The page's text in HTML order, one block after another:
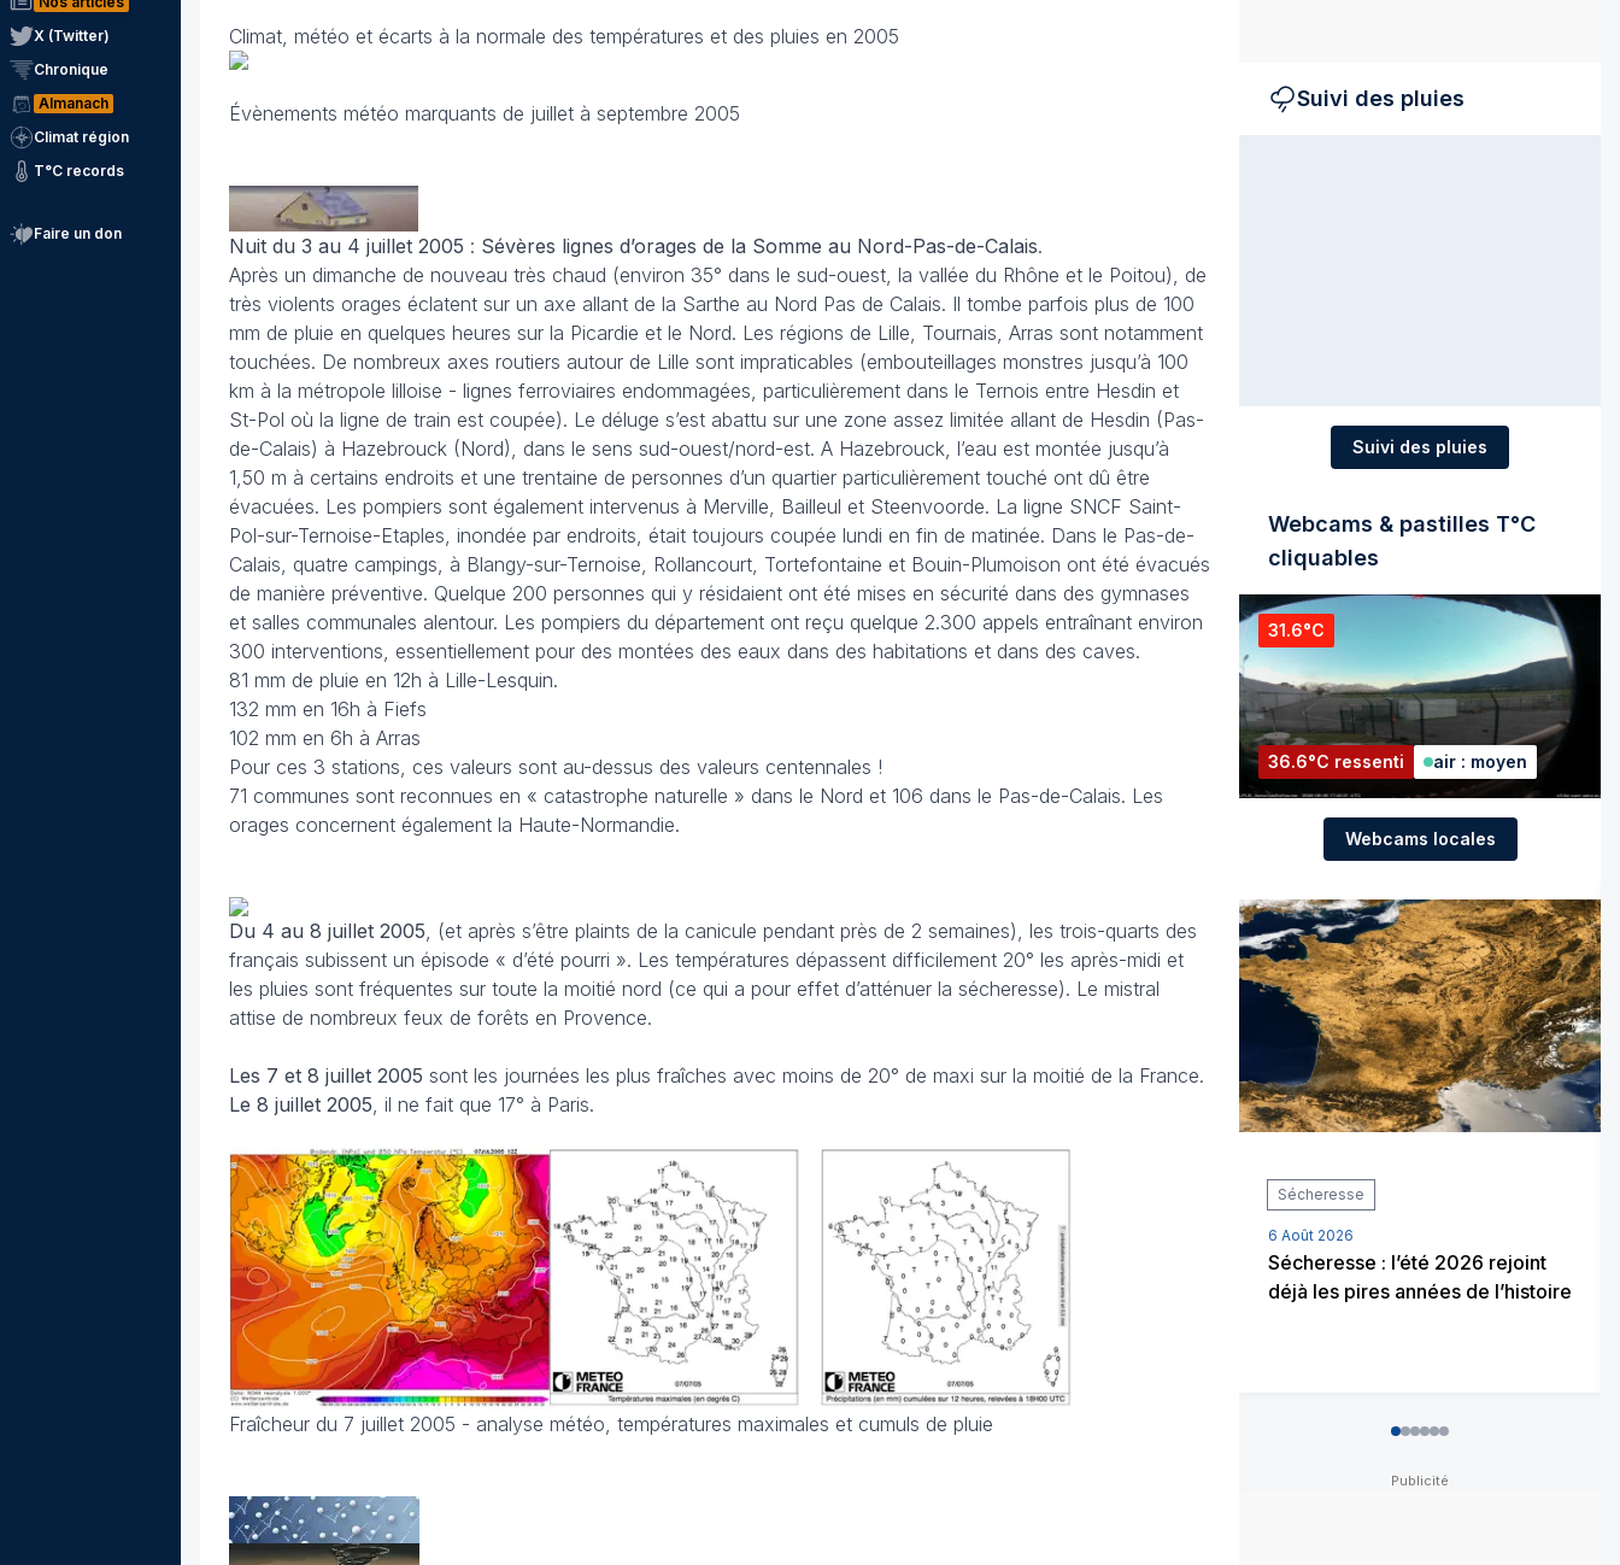
X (Twitter)
Chronique
Almanach
Climat région
T°C records
Faire un don
Climat, météo et écarts à la normale des températures et des pluies en 2005
Évènements météo marquants de juillet à septembre 2005
Nuit du 3 au 4 juillet 2005 : Sévères lignes d’orages de la Somme au Nord-Pas-de-Calais.
Après un dimanche de nouveau très chaud (environ 35° dans le sud-ouest, la vallée du Rhône et le Poitou), de
très violents orages éclatent sur un axe allant de la Sarthe au Nord Pas de Calais. Il tombe parfois plus de 100
mm de pluie en quelques heures sur la Picardie et le Nord. Les régions de Lille, Tournais, Arras sont notamment
touchées. De nombreux axes routiers autour de Lille sont impraticables (embouteillages monstres jusqu’à 100
km à la métropole lilloise - lignes ferroviaires endommagées, particulièrement dans le Ternois entre Hesdin et
St-Pol où la ligne de train est coupée). Le déluge s’est abattu sur une zone assez limitée allant de Hesdin (Pas-
de-Calais) à Hazebrouck (Nord), dans le sens sud-ouest/nord-est. A Hazebrouck, l’eau est montée jusqu’à
1,50 m à certains endroits et une trentaine de personnes d’un quartier particulièrement touché ont dû être
évacuées. Les pompiers sont également intervenus à Merville, Bailleul et Steenvoorde. La ligne SNCF Saint-
Pol-sur-Ternoise-Etaples, inondée par endroits, était toujours coupée lundi en fin de matinée. Dans le Pas-de-
Calais, quatre campings, à Blangy-sur-Ternoise, Rollancourt, Tortefontaine et Bouin-Plumoison ont été évacués
de manière préventive. Quelque 200 personnes qui y résidaient ont été mises en sécurité dans des gymnases
et salles communales alentour. Les pompiers du département ont reçu quelque 2.300 appels entraînant environ
300 interventions, essentiellement pour des montées des eaux dans des habitations et dans des caves.
81 mm de pluie en 12h à Lille-Lesquin.
132 mm en 16h à Fiefs
102 mm en 6h à Arras
Pour ces 3 stations, ces valeurs sont au-dessus des valeurs centennales !
71 communes sont reconnues en « catastrophe naturelle » dans le Nord et 106 dans le Pas-de-Calais. Les
orages concernent également la Haute-Normandie.
Du 4 au 8 juillet 2005, (et après s’être plaints de la canicule pendant près de 2 semaines), les trois-quarts des
français subissent un épisode « d’été pourri ». Les températures dépassent difficilement 20° les après-midi et
les pluies sont fréquentes sur toute la moitié nord (ce qui a pour effet d’atténuer la sécheresse). Le mistral
attise de nombreux feux de forêts en Provence.
Les 7 et 8 juillet 2005 sont les journées les plus fraîches avec moins de 20° de maxi sur la moitié de la France.
Le 8 juillet 2005, il ne fait que 17° à Paris.
Fraîcheur du 7 juillet 2005 - analyse météo, températures maximales et cumuls de pluie
Suivi des pluies
Suivi des pluies
Webcams & pastilles T°C
cliquables
31.6°C
36.6°C ressenti air : moyen
Webcams locales
Sécheresse
6 Août 2026
Sécheresse : l’été 2026 rejoint
déjà les pires années de l’histoire
012345